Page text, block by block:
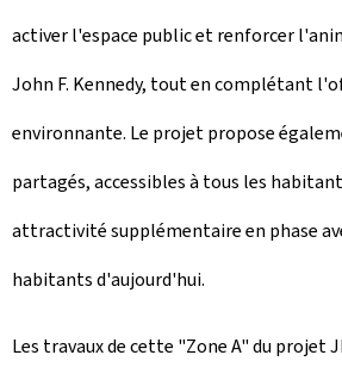
activer l'espace public et renforcer
John F. Kennedy, tout en complétant
environnante. Le projet propose
partagés, accessibles à tous les
attractivité supplémentaire en phase
habitants d'aujourd'hui.
Les travaux de cette "Zone A" du projet